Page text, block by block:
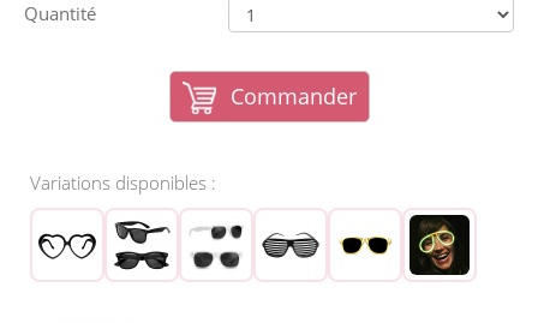
Quantité
Commander
Variations disponibles :